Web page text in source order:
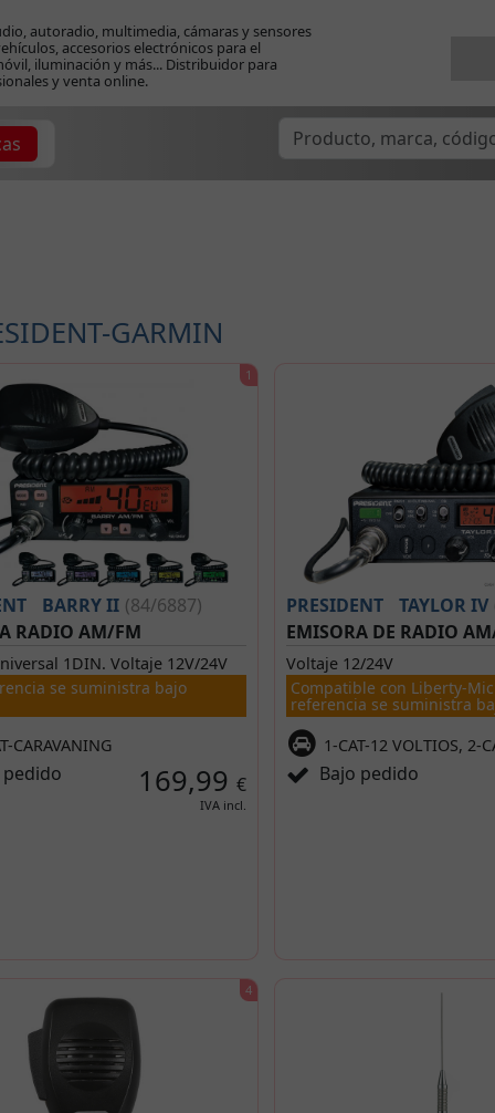
autoradio, multimedia, cámaras y sensores
accesorios electrónicos para el
iluminación y más... Distribuidor para
y venta online.
GARMIN
BARRY II (84/6887)
RADIO AM/FM
1DIN. Voltaje 12V/24V
se suministra bajo
CARAVANING
pedido 169,99€
IVA incl.
PRESIDENT TAYLOR IV
EMISORA DE RADIO
Voltaje 12/24V
Compatible con Liberty-Mic
referencia se suministra
1-CAT-12 VOLTIOS, 2-
Bajo pedido